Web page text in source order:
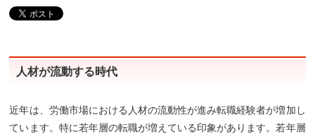
人材が流動する時代
近年は、労働市場における人材の流動性が進み転職経験者が増加し
ています。特に若年層の転職が増えている印象があります。若年層